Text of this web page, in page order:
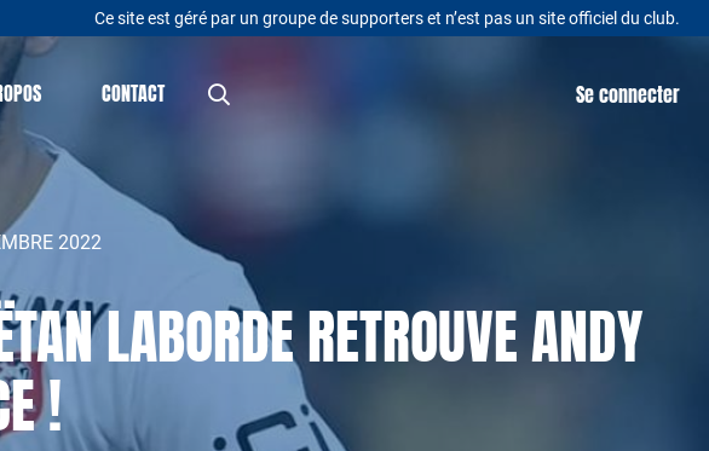
Ce site est géré par un groupe de supporters et n’est pas un site officiel du club.
CONTACT Se connecter
2022
LABORDE RETROUVE ANDY
!